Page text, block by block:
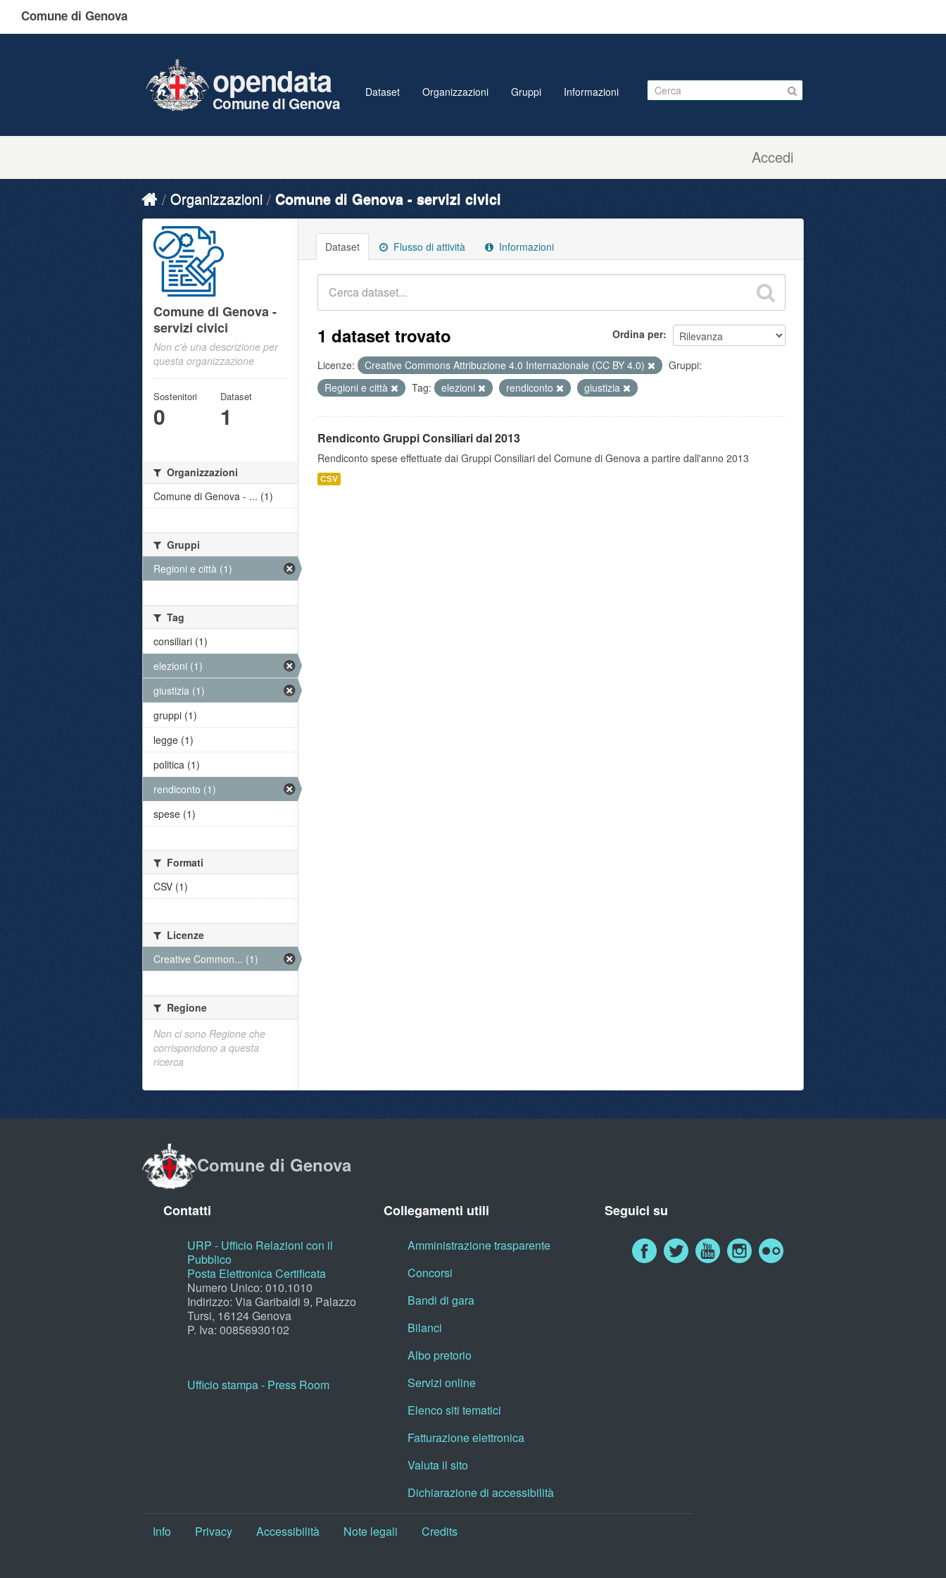
Comune di Genova
Accedi
opendata
Comune di Genova
Dataset Organizzazioni Gruppi Informazioni
Organizzazioni Comune di Genova - servizi civici
Dataset Flusso di attività Informazioni
Ordina per
1 dataset trovato
Licenze: Creative Commons Attribuzione 4.0 Internazionale (CC BY 4.0)
Gruppi:
Regioni e città
Tag: elezioni rendiconto giustizia
Rendiconto Gruppi Consiliari dal 2013
Rendiconto spese effettuate dai Gruppi Consiliari del Comune di Genova a partire dall'anno 2013
CSV
Comune di Genova -
servizi civici
Non c'è una descrizione per
questa organizzazione
Sostenitori
0
Dataset
1
Organizzazioni
Comune di Genova - ... (1)
Gruppi
Regioni e città (1)
Tag
consiliari (1)
elezioni (1)
giustizia (1)
gruppi (1)
legge (1)
politica (1)
rendiconto (1)
spese (1)
Formati
CSV (1)
Licenze
Creative Common... (1)
Regione
Non ci sono Regione che
corrispondono a questa
ricerca
Comune di Genova
Contatti
URP - Ufficio Relazioni con il
Pubblico
Posta Elettronica Certificata
Numero Unico: 010.1010
Indirizzo: Via Garibaldi 9, Palazzo
Tursi, 16124 Genova
P. Iva: 00856930102
Ufficio stampa - Press Room
Collegamenti utili
Amministrazione trasparente
Concorsi
Bandi di gara
Bilanci
Albo pretorio
Servizi online
Elenco siti tematici
Fatturazione elettronica
Valuta il sito
Dichiarazione di accessibilità
Seguici su
Info Privacy Accessibilità Note legali Credits